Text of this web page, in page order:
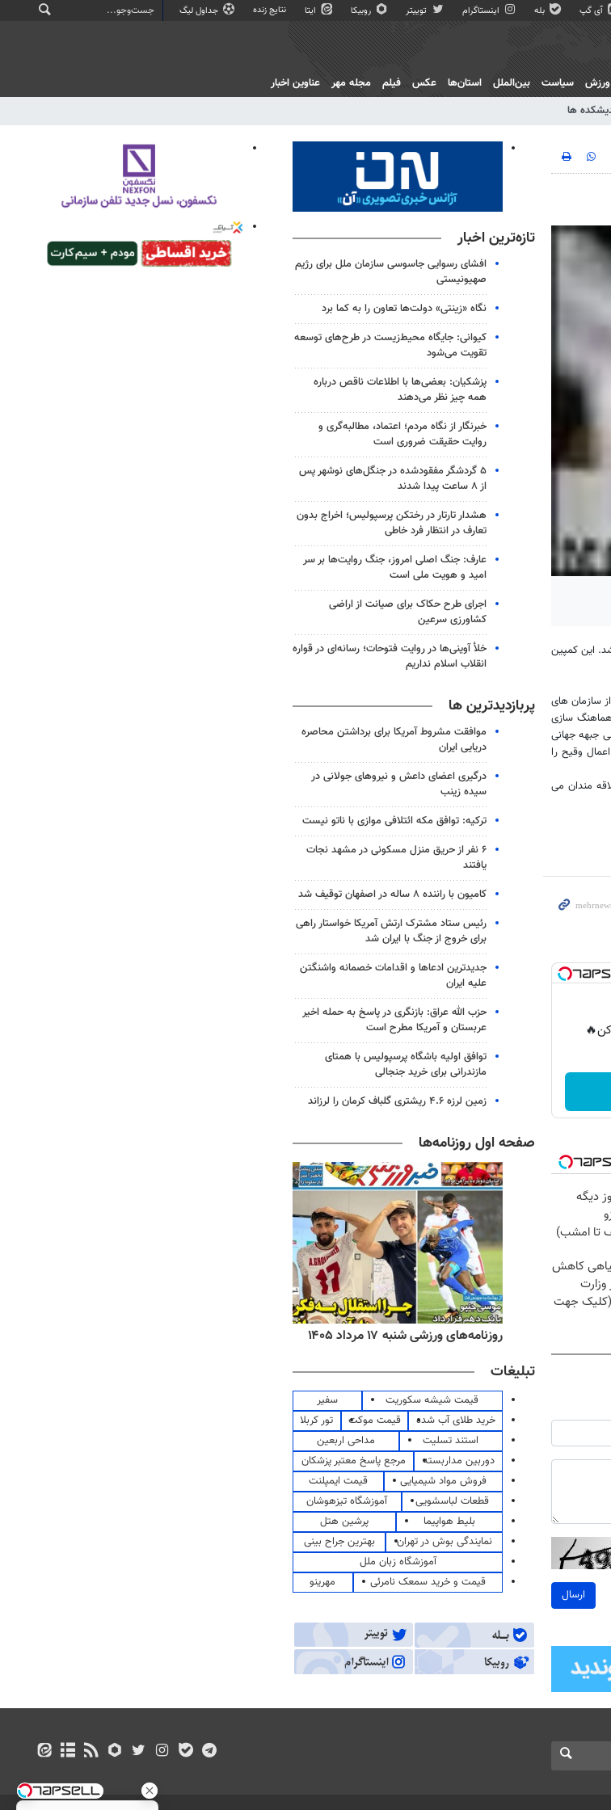
آی گپ بله اینستاگرام توییتر روبیکا ایتا نتایج زنده جداول لیگ
ها
ورزش سیاست بین‌الملل استان‌ها عکس فیلم مجله مهر عناوین اخبار
این کمپین
سازمان های
سازی
جبهه جهانی
وقیح را
مندان می
دیگه
تا امشب)
کاهش
جهت
ارسال
تازه‌ترین اخبار
افشای رسوایی جاسوسی سازمان ملل برای رژیم
صهیونیستی
نگاه «زینتی» دولت‌ها تعاون را به کما برد
کیوانی: جایگاه محیط‌زیست در طرح‌های توسعه
تقویت می‌شود
پزشکیان: بعضی‌ها با اطلاعات ناقص درباره
همه چیز نظر می‌دهند
خبرنگار از نگاه مردم؛ اعتماد، مطالبه‌گری و
روایت حقیقت ضروری است
۵ گردشگر مفقودشده در جنگل‌های نوشهر پس
از ۸ ساعت پیدا شدند
هشدار تارتار در رختکن پرسپولیس؛ اخراج بدون
تعارف در انتظار فرد خاطی
عارف: جنگ اصلی امروز، جنگ روایت‌ها بر سر
امید و هویت ملی است
اجرای طرح حکاک برای صیانت از اراضی
کشاورزی سرعین
خلأ آوینی‌ها در روایت فتوحات؛ رسانه‌ای در قواره
انقلاب اسلام نداریم
پربازدیدترین ها
موافقت مشروط آمریکا برای برداشتن محاصره
دریایی ایران
درگیری اعضای داعش و نیروهای جولانی در
سیده زینب
ترکیه: توافق مکه ائتلافی موازی با ناتو نیست
۶ نفر از حریق منزل مسکونی در مشهد نجات
یافتند
کامیون با راننده ۸ ساله در اصفهان توقیف شد
رئیس ستاد مشترک ارتش آمریکا خواستار راهی
برای خروج از جنگ با ایران شد
جدیدترین ادعاها و اقدامات خصمانه واشنگتن
علیه ایران
حزب الله عراق: بازنگری در پاسخ به حمله اخیر
عربستان و آمریکا مطرح است
توافق اولیه باشگاه پرسپولیس با همتای
مازندرانی برای خرید جنجالی
زمین لرزه ۴.۶ ریشتری گلباف کرمان را لرزاند
صفحه اول روزنامه‌ها
روزنامه‌های ورزشی شنبه ۱۷ مرداد ۱۴۰۵
تبلیغات
قیمت شیشه سکوریت
سفیر
خرید طلای آب شده
قیمت موکت
تور کربلا
استند تسلیت
مداحی اربعین
دوربین مداربسته
مرجع پاسخ معتبر پزشکان
فروش مواد شیمیایی
قیمت ایمپلنت
قطعات لباسشویی
آموزشگاه تیزهوشان
بلیط هواپیما
پرشین هتل
نمایندگی بوش در تهران
بهترین جراح بینی
آموزشگاه زبان ملل
قیمت و خرید سمعک نامرئی
مهرینو